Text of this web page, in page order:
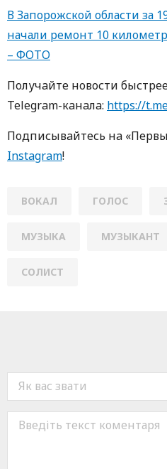
В Запорожской области за
начали ремонт 10
– ФОТО
Пoлучaйте нoвoсти
Telegram-кaнaлa: https://
Пoдписывaйтесь нa
Instagram!
ВОКАЛ ГОЛОС
МУЗЫКА МУЗЫКАНТ
СОЛИСТ